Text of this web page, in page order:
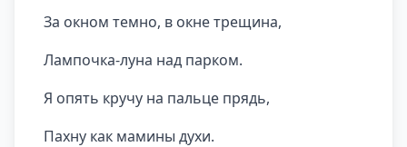
За окном темно, в окне трещина,
Лампочка-луна над парком.
Я опять кручу на пальце прядь,
Пахну как мамины духи.